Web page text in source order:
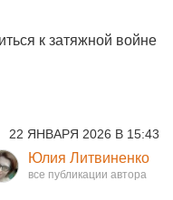
к затяжной войне
22 ЯНВАРЯ 2026 В 15:43
Юлия Литвиненко